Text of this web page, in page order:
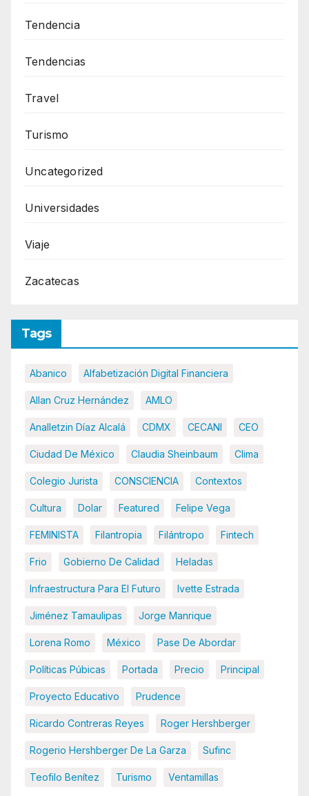
Tendencia
Tendencias
Travel
Turismo
Uncategorized
Universidades
Viaje
Zacatecas
Tags
Abanico Alfabetización Digital Financiera
Allan Cruz Hernández AMLO
Analletzin Díaz Alcalá CDMX CECANI CEO
Ciudad De México Claudia Sheinbaum Clima
Colegio Jurista CONSCIENCIA Contextos
Cultura Dolar Featured Felipe Vega
FEMINISTA Filantropia Filántropo Fintech
Frio Gobierno De Calidad Heladas
Infraestructura Para El Futuro Ivette Estrada
Jiménez Tamaulipas Jorge Manrique
Lorena Romo México Pase De Abordar
Políticas Púbicas Portada Precio Principal
Proyecto Educativo Prudence
Ricardo Contreras Reyes Roger Hershberger
Rogerio Hershberger De La Garza Sufinc
Teofilo Benítez Turismo Ventamillas